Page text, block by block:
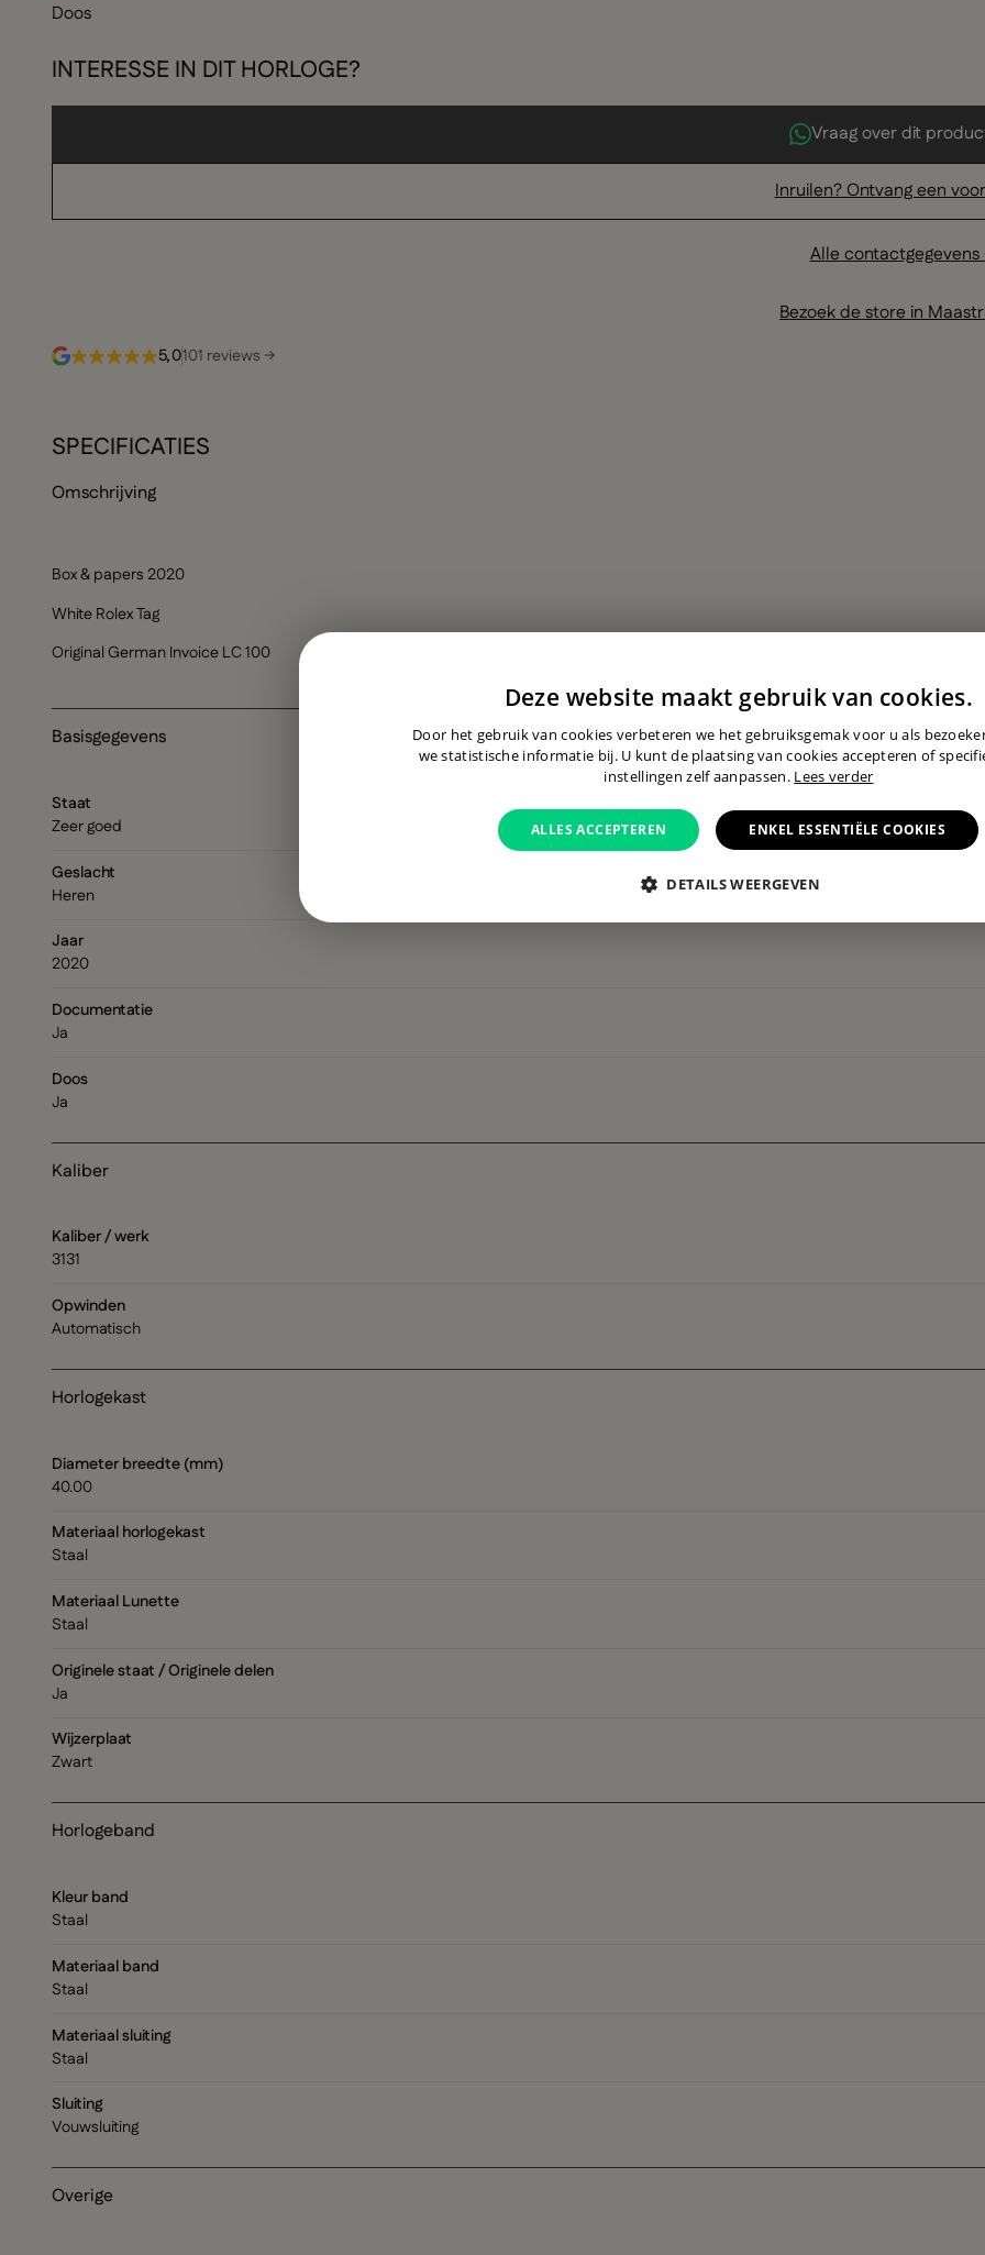
Doos
INTERESSE IN DIT HORLOGE?
Vraag over dit
Inruilen? Ontvang een
Alle
Bezoek de store in
5,0101 reviews →
SPECIFICATIES
Omschrijving
Box & papers 2020
White Rolex Tag
Original German Invoice LC 100
Basisgegevens
Staat
Zeer goed
Geslacht
Heren
Jaar
2020
Documentatie
Ja
Doos
Ja
Kaliber
Kaliber / werk
3131
Opwinden
Automatisch
Horlogekast
Diameter breedte (mm)
40.00
Materiaal horlogekast
Staal
Materiaal Lunette
Staal
Originele staat / Originele delen
Ja
Wijzerplaat
Zwart
Horlogeband
Kleur band
Staal
Materiaal band
Staal
Materiaal sluiting
Staal
Sluiting
Vouwsluiting
Overige
Deze website maakt gebruik van cookies.
Door het gebruik van cookies verbeteren we het gebruiksgemak voor u als
we statistische informatie bij. U kunt de plaatsing van cookies accepteren of
instellingen zelf aanpassen. Lees verder
ALLES ACCEPTEREN ENKEL ESSENTIËLE COOKIES
DETAILS WEERGEVEN